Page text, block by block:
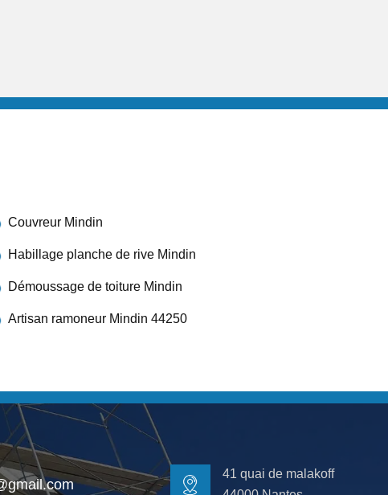
Couvreur Mindin
Habillage planche de rive Mindin
Démoussage de toiture Mindin
Artisan ramoneur Mindin 44250
41 quai de malakoff